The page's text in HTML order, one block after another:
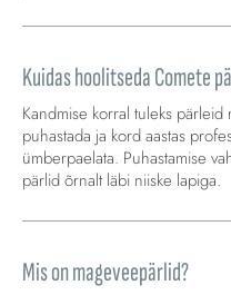
Kuidas hoolitseda Comete
Kandmise korral tuleks pärleid
puhastada ja kord aastas
ümberpaelata. Puhastamise
pärlid õrnalt läbi niiske lapiga.
Mis on mageveepärlid?